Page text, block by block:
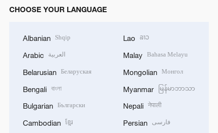
CHOOSE YOUR LANGUAGE
Albanian Shqip
Arabic العربية
Belarusian Беларуская
Bengali বাংলা
Bulgarian Български
Cambodian ខ្មែរ
Lao ລາວ
Malay Bahasa Melayu
Mongolian Монгол
Myanmar မြန်မာဘာသာ
Nepali नेपाली
Persian فارسی